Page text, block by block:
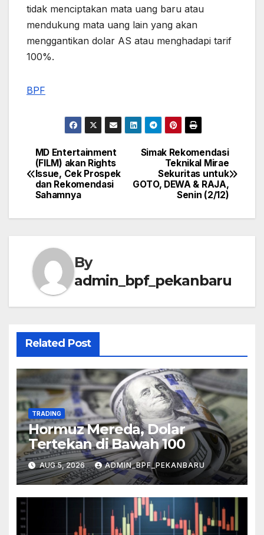
tidak menciptakan mata uang baru atau
mendukung mata uang lain yang akan
menggantikan dolar AS atau menghadapi tarif
100%.
BPF
Post
navigation
Simak Rekomendasi
Teknikal Mirae
Sekuritas untuk
GOTO, DEWA & RAJA,
Senin (2/12)
MD Entertainment
(FILM) akan Rights
Issue, Cek Prospek
dan Rekomendasi
Sahamnya
By
admin_bpf_pekanbaru
Related Post
TRADING
Hormuz Mereda, Dolar
Tertekan di Bawah 100
AUG 5, 2026 ADMIN_BPF_PEKANBARU